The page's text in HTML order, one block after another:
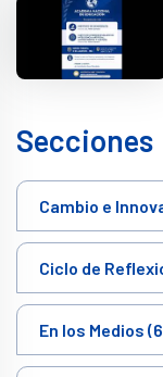
Secciones
Cambio e
Ciclo de
En los Medios